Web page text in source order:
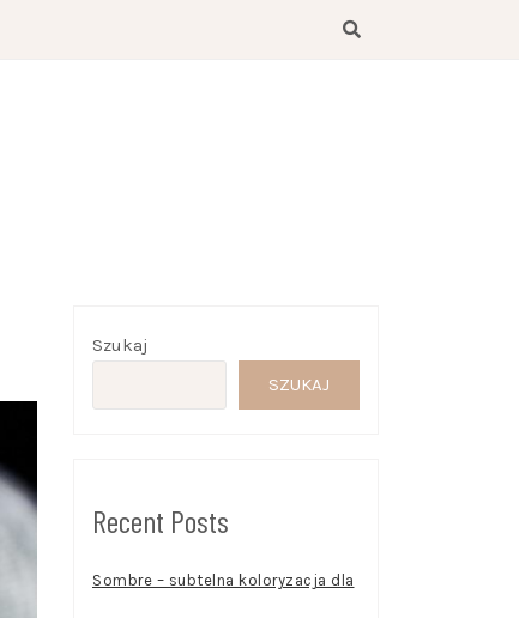
Szukaj
SZUKAJ
Recent Posts
Sombre – subtelna koloryzacja dla